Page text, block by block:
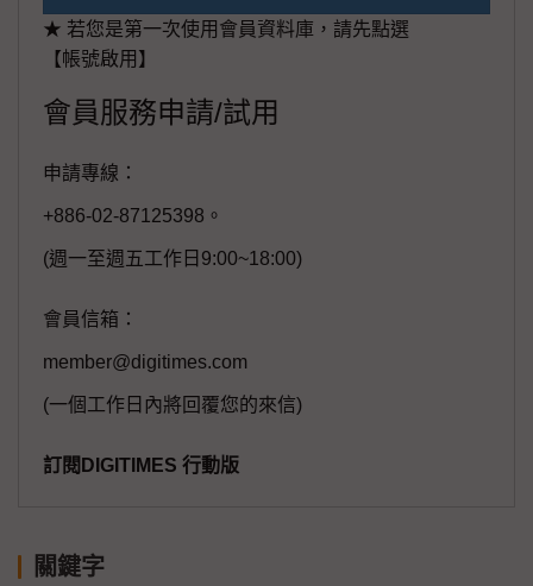
★ 若您是第一次使用會員資料庫，請先點選
【帳號啟用】
會員服務申請/試用
申請專線：
+886-02-87125398。
(週一至週五工作日9:00~18:00)
會員信箱：
member@digitimes.com
(一個工作日內將回覆您的來信)
訂閱DIGITIMES 行動版
關鍵字